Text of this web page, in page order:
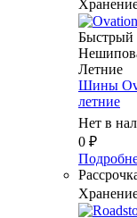
Быстрый
Летние
Шины
летние
Нет в
0 ₽